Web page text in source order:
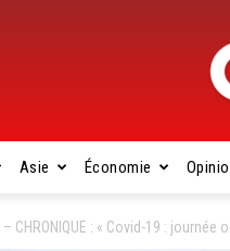
Asie Économie
– CHRONIQUE : « Covid-19 : journée